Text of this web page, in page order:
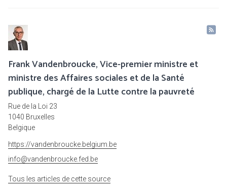
Frank Vandenbroucke, Vice-premier ministre et
ministre des Affaires sociales et de la Santé
publique, chargé de la Lutte contre la pauvreté
Rue de la Loi 23
1040 Bruxelles
Belgique
https://vandenbroucke.belgium.be
info@vandenbroucke.fed.be
Tous les articles de cette source